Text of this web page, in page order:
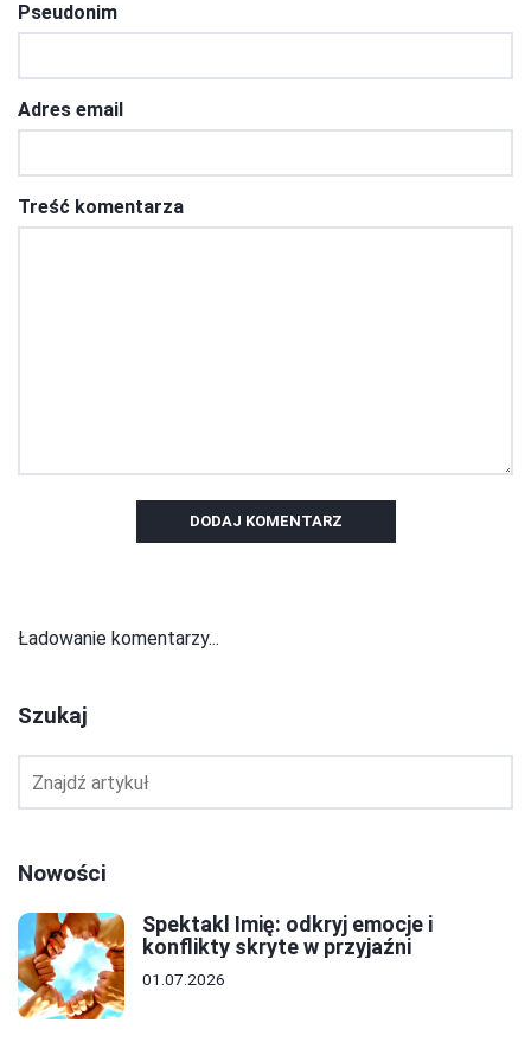
Pseudonim
Adres email
Treść komentarza
DODAJ KOMENTARZ
Ładowanie komentarzy...
Szukaj
Nowości
Spektakl Imię: odkryj emocje i
konflikty skryte w przyjaźni
01.07.2026